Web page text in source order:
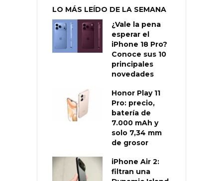
LO MÁS LEÍDO DE LA SEMANA
¿Vale la pena
esperar el
iPhone 18 Pro?
Conoce sus 10
principales
novedades
Honor Play 11
Pro: precio,
batería de
7.000 mAh y
solo 7,34 mm
de grosor
iPhone Air 2:
filtran una